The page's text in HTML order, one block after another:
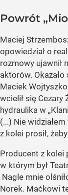
Powrót
Maciej
opowiedział o
rozmowy ujawnił
aktorów.
Maciek
wcielił się Cezary
hydraulika w
(...) Nie
z kolei prosił,
Producent z kolei
w którym był
Nagle mnie
Norek. Maćkowi